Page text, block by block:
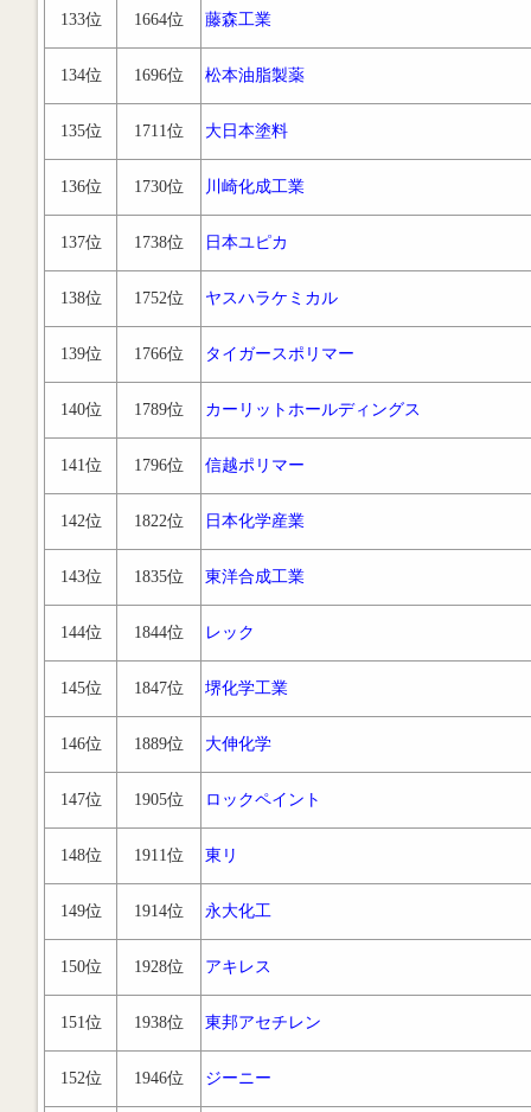
133位 1664位 藤森工業
134位 1696位 松本油脂製薬
135位 1711位 大日本塗料
136位 1730位 川崎化成工業
137位 1738位 日本ユピカ
138位 1752位 ヤスハラケミカル
139位 1766位 タイガースポリマー
140位 1789位 カーリットホールディングス
141位 1796位 信越ポリマー
142位 1822位 日本化学産業
143位 1835位 東洋合成工業
144位 1844位 レック
145位 1847位 堺化学工業
146位 1889位 大伸化学
147位 1905位 ロックペイント
148位 1911位 東リ
149位 1914位 永大化工
150位 1928位 アキレス
151位 1938位 東邦アセチレン
152位 1946位 ジーニー